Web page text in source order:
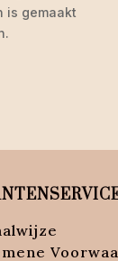
is gemaakt